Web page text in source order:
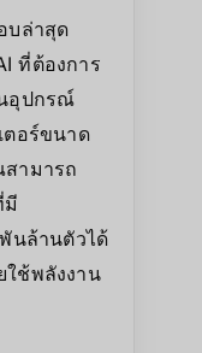
บล่าสุด
ที่ต้องการ
อุปกรณ์
ตอร์ขนาด
ามารถ
มี
นล้านตัวได้
ใช้พลังงาน